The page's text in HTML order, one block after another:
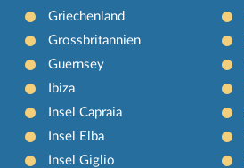
Griechenland
Grossbritannien
Guernsey
Ibiza
Insel Capraia
Insel Elba
Insel Giglio